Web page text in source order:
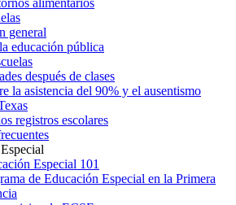
general
educación pública
después de clases
la asistencia del 90% y el ausentismo
registros escolares
Especial 101
de Educación Especial en la Primera